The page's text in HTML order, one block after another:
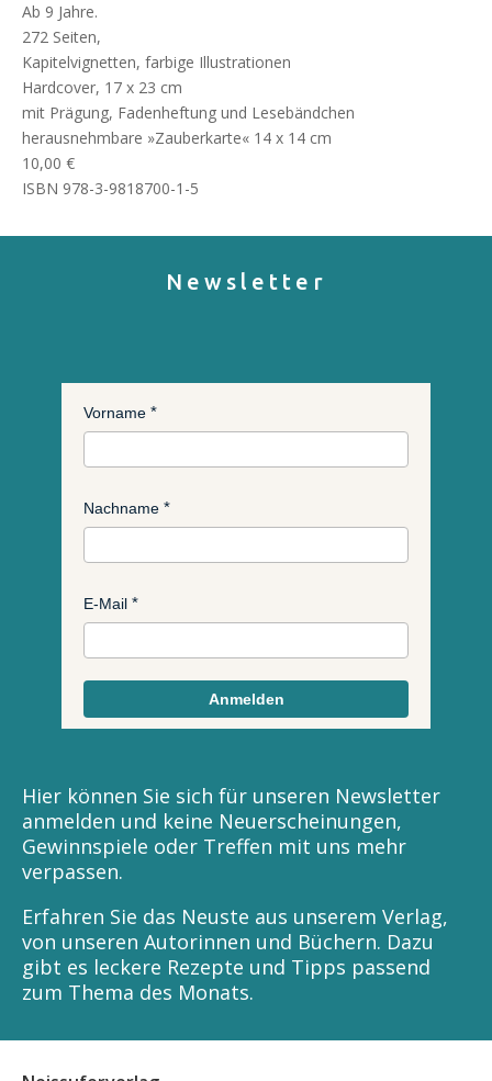
Ab 9 Jahre.
272 Seiten,
Kapitelvignetten, farbige Illustrationen
Hardcover, 17 x 23 cm
mit Prägung, Fadenheftung und Lesebändchen
herausnehmbare »Zauberkarte« 14 x 14 cm
10,00 €
ISBN 978-3-9818700-1-5
Newsletter
Vorname
Nachname
E-Mail
Anmelden
Hier können Sie sich für unseren Newsletter
anmelden und keine Neuerscheinungen,
Gewinnspiele oder Treffen mit uns mehr
verpassen.
Erfahren Sie das Neuste aus unserem Verlag,
von unseren Autorinnen und Büchern. Dazu
gibt es leckere Rezepte und Tipps passend
zum Thema des Monats.